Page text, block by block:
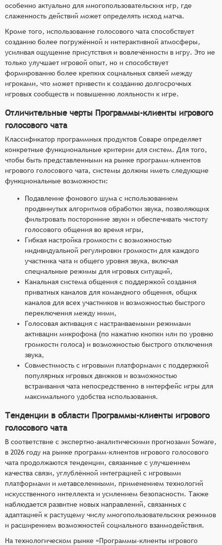
особенно актуально для многопользовательских игр, где
слаженность действий может определять исход матча.
Кроме того, использование голосового чата способствует
созданию более погружённой и интерактивной атмосферы,
усиливая ощущение присутствия и вовлечённости в игру. Это не
только улучшает игровой опыт, но и способствует
формированию более крепких социальных связей между
игроками, что может привести к созданию долгосрочных
игровых сообществ и повышению лояльности к игре.
Отличительные черты Программы-клиенты игрового
голосового чата
Классификатор программных продуктов Соваре определяет
конкретные функциональные критерии для систем. Для того,
чтобы быть представленными на рынке программ-клиентов
игрового голосового чата, системы должны иметь следующие
функциональные возможности:
Подавление фонового шума с использованием
продвинутых алгоритмов обработки звука, позволяющих
фильтровать посторонние звуки и обеспечивать чистоту
голосового общения во время игры,
Гибкая настройка громкости с возможностью
индивидуальной регулировки громкости для каждого
участника чата и общего уровня звука, включая
специальные режимы для игровых ситуаций,
Канальная система общения с поддержкой создания
приватных каналов для командного общения, общих
каналов для всех участников и возможностью быстрого
переключения между ними,
Голосовая активация с настраиваемыми режимами
активации микрофона (по нажатию кнопки или по уровню
громкости голоса) и возможностью быстрого отключения
звука,
Совместимость с игровыми платформами с поддержкой
популярных игровых движков и возможностью
встраивания чата непосредственно в интерфейс игры для
максимального удобства использования.
Тенденции в области Программы-клиенты игрового
голосового чата
В соответствие с экспертно-аналитическими прогнозами Soware,
в 2026 году на рынке программ-клиентов игрового голосового
чата продолжаются тенденции, связанные с улучшением
качества связи, углублённой интеграцией с игровыми
платформами и метавселенными, применением технологий
искусственного интеллекта и усилением безопасности. Также
наблюдается развитие новых направлений, связанных с
адаптацией к растущему числу многопользовательских режимов
и расширением возможностей социального взаимодействия.
На технологическом рынке «Программы-клиенты игрового